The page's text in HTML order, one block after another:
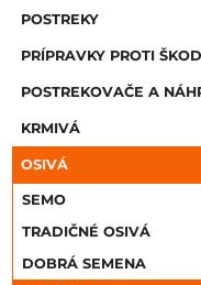
POSTREKY
PRÍPRAVKY PROTI
POSTREKOVAČE A
KRMIVÁ
OSIVÁ
SEMO
TRADIČNÉ OSIVÁ
DOBRÁ SEMENA